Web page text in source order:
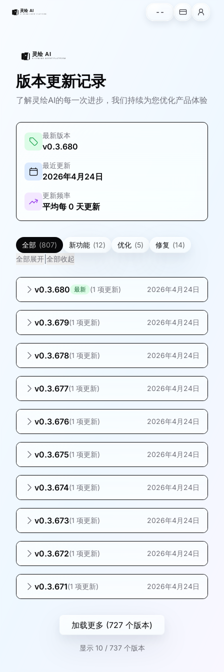
--
版本更新记录
了解灵绘AI的每一次进步，我们持续为您优化产品体验
最新版本
v0.3.680
最近更新
2026年4月24日
更新频率
平均每 0 天更新
全部 (807) 新功能 (12) 优化 (5) 修复 (14)
全部展开 全部收起
v0.3.680 最新 (1 项更新) 2026年4月24日
v0.3.679(1 项更新) 2026年4月24日
v0.3.678(1 项更新) 2026年4月24日
v0.3.677(1 项更新) 2026年4月24日
v0.3.676(1 项更新) 2026年4月24日
v0.3.675(1 项更新) 2026年4月24日
v0.3.674(1 项更新) 2026年4月24日
v0.3.673(1 项更新) 2026年4月24日
v0.3.672(1 项更新) 2026年4月24日
v0.3.671(1 项更新) 2026年4月24日
加载更多 (727 个版本)
显示 10 / 737 个版本